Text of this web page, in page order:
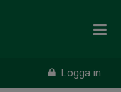
Logga in